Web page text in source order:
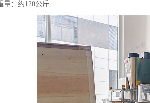
：约120公斤